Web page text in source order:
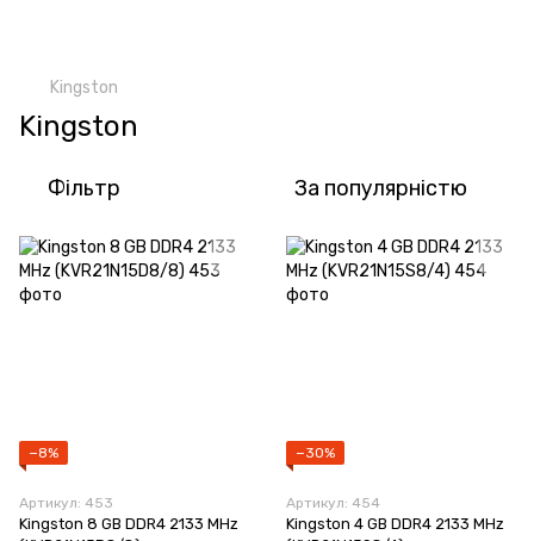
Kingston
Kingston
Фільтр За популярністю
−8%
Артикул: 453
Kingston 8 GB DDR4 2133 MHz
−30%
Артикул: 454
Kingston 4 GB DDR4 2133 MHz